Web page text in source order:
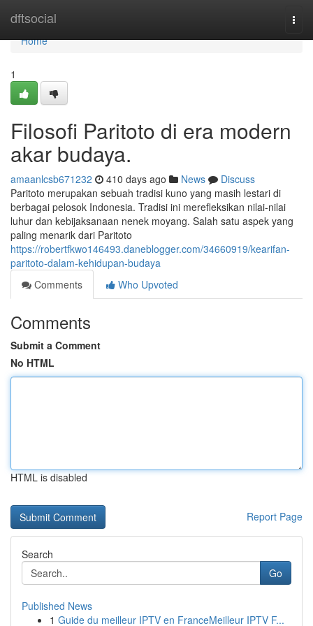
dftsocial
Home
Home
1
Filosofi Paritoto di era modern
akar budaya.
amaanlcsb671232 410 days ago News
Discuss
Paritoto merupakan sebuah tradisi kuno yang masih lestari di
berbagai pelosok Indonesia. Tradisi ini merefleksikan nilai-nilai
luhur dan kebijaksanaan nenek moyang. Salah satu aspek yang
paling menarik dari Paritoto
https://robertfkwo146493.daneblogger.com/34660919/kearifan-
paritoto-dalam-kehidupan-budaya
Comments
Who Upvoted
Comments
Submit a Comment
No HTML
HTML is disabled
Report Page
Search
Go
Published News
1 Guide du meilleur IPTV en FranceMeilleur IPTV F...